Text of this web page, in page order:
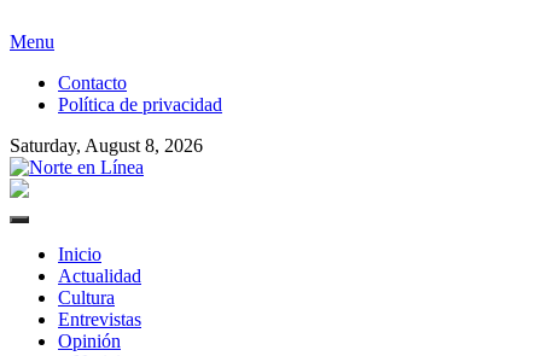
Skip
content
Menu
Contacto
Política de privacidad
Saturday, August 8, 2026
Primary
Inicio
Actualidad
Cultura
Entrevistas
Opinión